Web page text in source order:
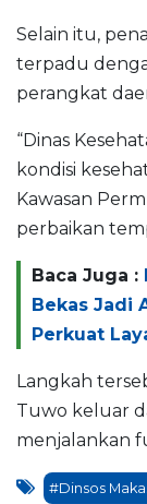
Selain itu,
terpadu
perangkat
“Dinas
kondisi
Kawasan
perbaikan
Baca Juga :
Bekas Jadi
Perkuat
Langkah
Tuwo keluar
menjalankan
#Dinsos